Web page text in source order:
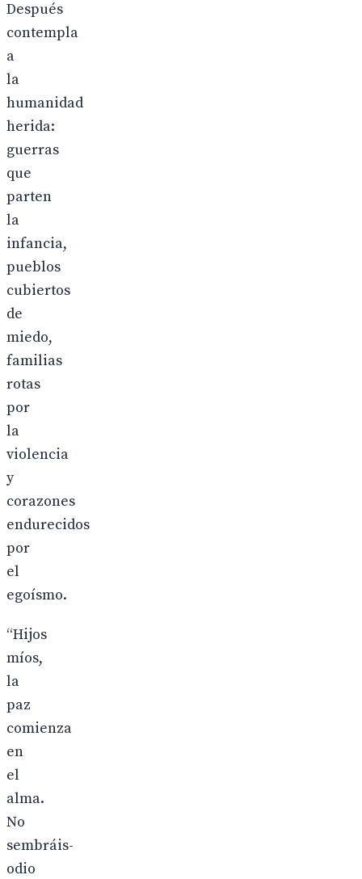
Después
contempla
a
la
humanidad
herida:
guerras
que
parten
la
infancia,
pueblos
cubiertos
de
miedo,
familias
rotas
por
la
violencia
y
corazones
endurecidos
por
el
egoísmo.
“Hijos
míos,
la
paz
comienza
en
el
alma.
No
sembráis-
odio